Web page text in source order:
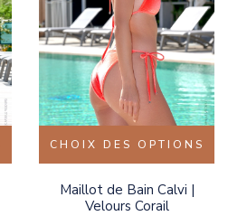
CHOIX DES OPTIONS
Maillot de Bain Calvi |
Velours Corail